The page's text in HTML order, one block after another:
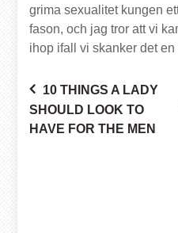
grima sexualitet kungen
fason, och jag tror att vi
ihop ifall vi skanker det
Post
10 THINGS A LADY
SHOULD LOOK TO
HAVE FOR THE MEN